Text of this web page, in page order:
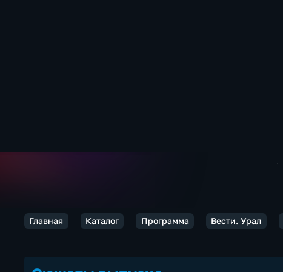
Главная Каталог Программа Вести. Урал